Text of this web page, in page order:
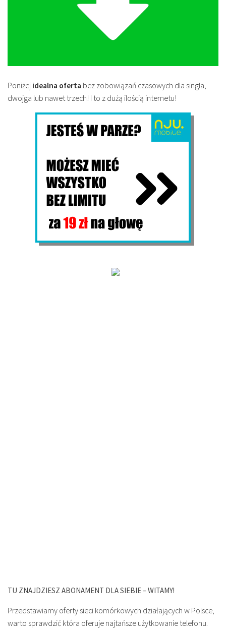
Poniżej idealna oferta bez zobowiązań czasowych dla singla,
dwojga lub nawet trzech! I to z dużą ilością internetu!
TU ZNAJDZIESZ ABONAMENT DLA SIEBIE – WITAMY!
Przedstawiamy oferty sieci komórkowych działających w Polsce,
warto sprawdzić która oferuje najtańsze użytkowanie telefonu.